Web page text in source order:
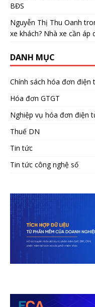
BĐS
Nguyễn Thị Thu Oanh
xe khách? Nhà xe cần
DANH MỤC
Chính sách hóa đơn điện
Hóa đơn GTGT
Nghiệp vụ hóa đơn điện
Thuế DN
Tin tức
Tin tức công nghệ số